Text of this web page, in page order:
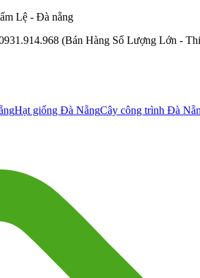
Lệ - Đà nẵng
(Bán Hàng Số Lượng Lớn -
Hạt giống Đà NẵngCây công trình Đà